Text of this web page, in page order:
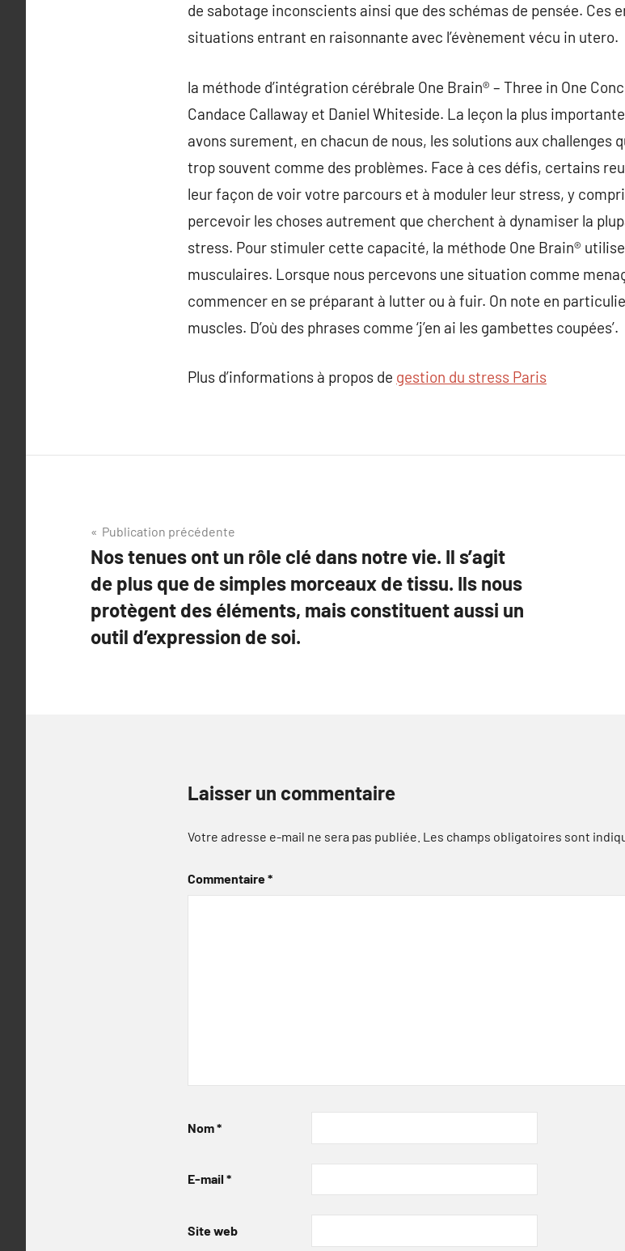
de sabotage inconscients ainsi que des schémas de pensée. Ces
situations entrant en raisonnante avec l’évènement vécu in utero.
la méthode d’intégration cérébrale One Brain® – Three in One
Candace Callaway et Daniel Whiteside. La leçon la plus
avons surement, en chacun de nous, les solutions aux challenges
trop souvent comme des problèmes. Face à ces défis, certains
leur façon de voir votre parcours et à moduler leur stress, y
percevoir les choses autrement que cherchent à dynamiser la
stress. Pour stimuler cette capacité, la méthode One Brain®
musculaires. Lorsque nous percevons une situation comme
commencer en se préparant à lutter ou à fuir. On note en
muscles. D’où des phrases comme ‘j’en ai les gambettes coupées’.
Plus d’informations à propos de gestion du stress Paris
Navigation
de
l’article
Publication précédente
Nos tenues ont un rôle clé dans notre vie. Il s’agit
de plus que de simples morceaux de tissu. Ils nous
protègent des éléments, mais constituent aussi un
outil d’expression de soi.
Laisser un commentaire
Votre adresse e-mail ne sera pas publiée. Les champs obligatoires sont
Commentaire*
Nom*
E-mail *
Site web